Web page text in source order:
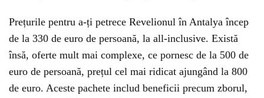
Prețurile pentru a-ți petrece Revelionul în Antalya încep
de la 330 de euro de persoană, la all-inclusive. Există
însă, oferte mult mai complexe, ce pornesc de la 500 de
euro de persoană, prețul cel mai ridicat ajungând la 800
de euro. Aceste pachete includ beneficii precum zborul,